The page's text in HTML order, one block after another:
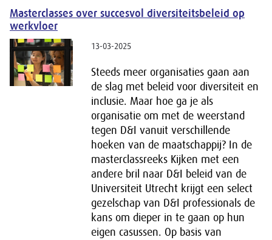
Masterclasses over succesvol diversiteitsbeleid op
werkvloer
13-03-2025
Steeds meer organisaties gaan aan
de slag met beleid voor diversiteit en
inclusie. Maar hoe ga je als
organisatie om met de weerstand
tegen D&I vanuit verschillende
hoeken van de maatschappij? In de
masterclassreeks Kijken met een
andere bril naar D&I beleid van de
Universiteit Utrecht krijgt een select
gezelschap van D&I professionals de
kans om dieper in te gaan op hun
eigen casussen. Op basis van